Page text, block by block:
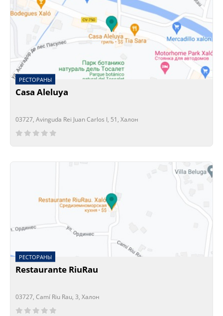
РЕСТОРАНЫ
Casa Aleluya
03727, Avinguda Rei Juan Carlos I, 51, Халон
Сейчас открыто!
Сейчас закрыто!
РЕСТОРАНЫ
Restaurante RiuRau
03727, Camí Riu Rau, 3, Халон
Сейчас открыто!
Сейчас закрыто!